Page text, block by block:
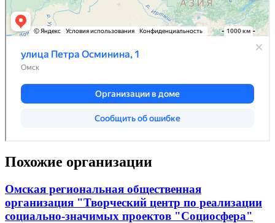
Похожие организации
Омская региональная общественная
организация "Творческий центр по реализации
социально-значимых проектов "Социосфера"